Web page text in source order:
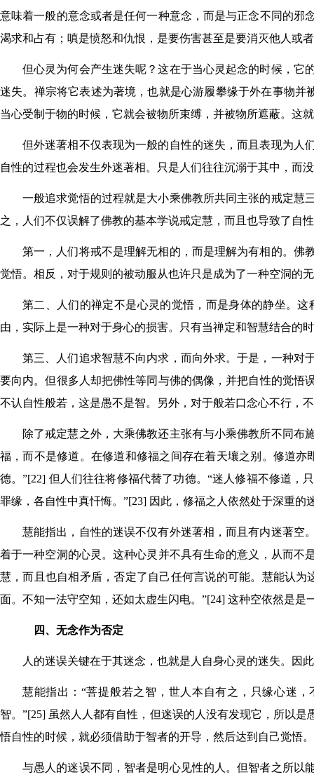
意味着一般的意念或者是任何一种意念，而是与正念不同的
渴求和占有；嗔是愤怒和仇恨，是要伤害甚至是要消灭他人或
但心灵为何会产生迷失呢？这在于当心灵起念的时候，它
迷失。禅宗将它表述为著境，也就是心游履攀缘于外在事物并
当心受制于物的时候，它就会被物所束缚，并被物所遮蔽。这
但外迷著相不仅表现为一般的自性的迷失，而且表现为人
自性的过程也会发生外迷著相。只是人们往往沉溺于其中，而
一般追求觉悟的过程就是大小乘佛教所共同主张的戒定慧
之，人们不仅误解了佛教的基本学说戒定慧，而且也导致了自
第一，人们将戒不是理解无相的，而是理解为有相的。佛
觉悟。相反，对于规则的被动服从也许只是成为了一种空洞的
第二、人们的禅定不是心灵的觉悟，而是身体的静坐。
由，实际上是一种对于身心的损害。只有当禅定和智慧结合的
第三、人们追求智慧不向内求，而向外求。于是，一种对
要向内。但很多人却把佛性等同与佛的偶像，并把自性的觉
不认自性般若，这是愚不是智。另外，对于般若口念心不行，
除了戒定慧之外，大乘佛教还主张有与小乘佛教所不同
福，而不是修道。在修道和修福之间存在着天壤之别。修道
德。”[22] 但人们往往将修福代替了功德。“迷人修福不修道
罪缘，各自性中真忏悔。”[23] 因此，修福之人依然处于深重的
慧能指出，自性的迷误不仅有外迷著相，而且有内迷著空
着于一种空洞的心灵。这种心灵并不具有生命的意义，从而
慧，而且也自相矛盾，否定了自己任何言说的可能。慧能认
面。不知一法守空知，还如太虚生闪电。”[24] 这种空依然是是
四、无念作为否定
人的迷误关键在于其迷念，也就是人自身心灵的迷失。因
慧能指出：“菩提般若之智，世人本自有之，只缘心迷
智。”[25] 虽然人人都有自性，但迷误的人没有发现它，所以
悟自性的时候，就必须借助于智者的开导，然后达到自己觉悟。
与愚人的迷误不同，智者是明心见性的人。但智者之所以